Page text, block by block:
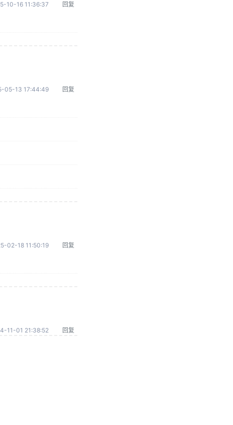
10-16 11:36:37 回复
05-13 17:44:49 回复
02-18 11:50:19 回复
11-01 21:38:52 回复